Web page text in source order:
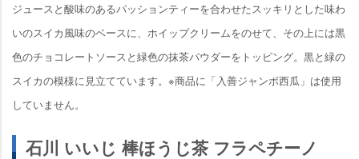
ジュースと酸味のあるパッションティーを合わせたスッキリとした味わ
いのスイカ風味のベースに、ホイップクリームをのせて、その上には黒
色のチョコレートソースと緑色の抹茶パウダーをトッピング。黒と緑の
スイカの模様に見立てています。※商品に「入善ジャンボ西瓜」は使用
していません。
石川 いいじ 棒ほうじ茶 フラペチーノ